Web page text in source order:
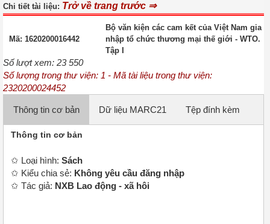
Chi tiết tài liệu: Trở về trang trước ⇒
Mã: 1620200016442
Bộ văn kiện các cam kết của Việt Nam gia
nhập tổ chức thương mại thế giới - WTO.
Tập I
Số lượt xem: 23 550
Số lượng trong thư viện: 1 - Mã tài liệu trong thư viện:
2320200024452
Thông tin cơ bản
✩ Loại hình: Sách
✩ Kiểu chia sẻ: Không yêu cầu đăng nhập
✩ Tác giả: NXB Lao động - xã hôi